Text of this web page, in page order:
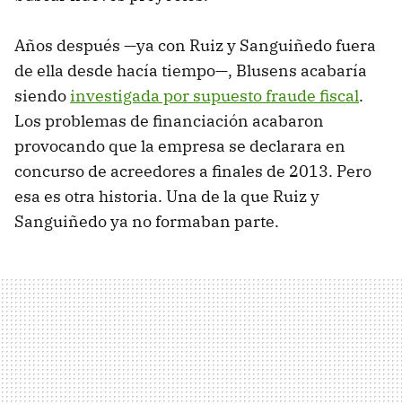
Años después —ya con Ruiz y Sanguiñedo fuera
de ella desde hacía tiempo—, Blusens acabaría
siendoinvestigada por supuesto fraude fiscal.
Los problemas de financiación acabaron
provocando que la empresa se declarara en
concurso de acreedores a finales de 2013. Pero
esa es otra historia. Una de la que Ruiz y
Sanguiñedo ya no formaban parte.